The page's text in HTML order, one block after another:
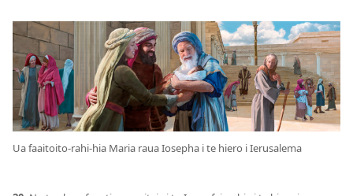
Ua faaitoito-rahi-hia Maria raua Iosepha i te hiero i Ierusalema